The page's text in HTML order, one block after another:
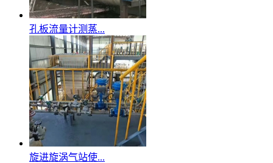
孔板流量计测蒸...
旋进旋涡气站使...